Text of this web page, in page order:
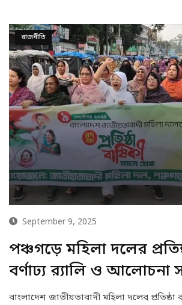
রাজনীতি
September 9, 2025
পঞ্চগড়ে মহিলা দলের
বর্ণাঢ্য র‍্যালি ও আলোচনা
বাংলাদেশ জাতীয়তাবাদী মহিলা দলের প্রতিষ্ঠা